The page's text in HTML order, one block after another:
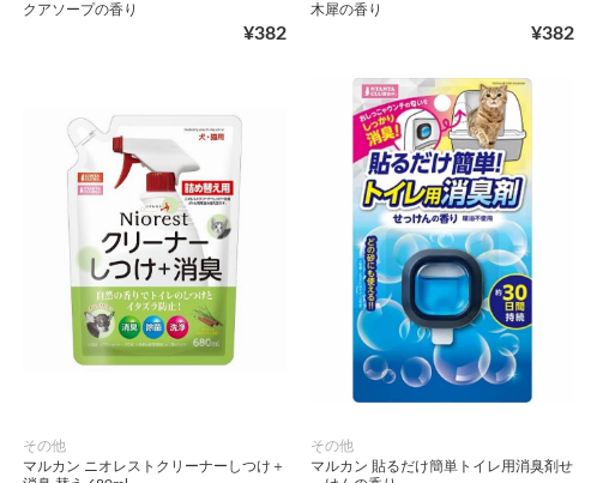
クアソープの香り
¥382
木犀の香り
¥382
その他
マルカン ニオレストクリーナーしつけ＋
その他
マルカン 貼るだけ簡単トイレ用消臭剤せ